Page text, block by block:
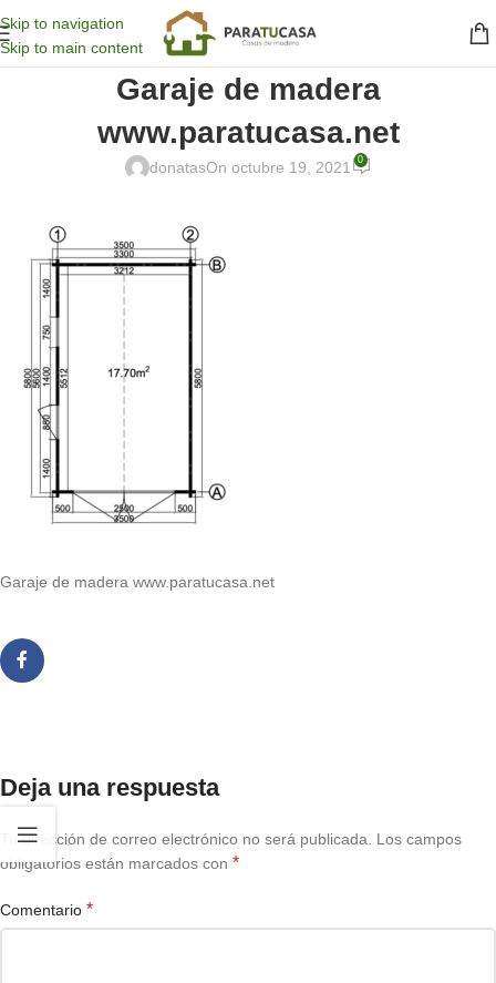
Skip to navigation
Skip to main content
Garaje de madera
www.paratucasa.net
donatasOn octubre 19, 2021 0
Garaje de madera www.paratucasa.net
Deja una respuesta
Tu dirección de correo electrónico no será publicada.
Los campos
obligatorios están marcados con *
Comentario *